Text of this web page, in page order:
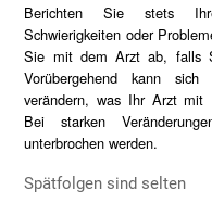
Berichten Sie stets
Schwierigkeiten oder
Sie mit dem Arzt ab, falls
Vorübergehend kann
verändern, was Ihr Arzt mit
Bei starken
unterbrochen werden.
Spätfolgen sind selten